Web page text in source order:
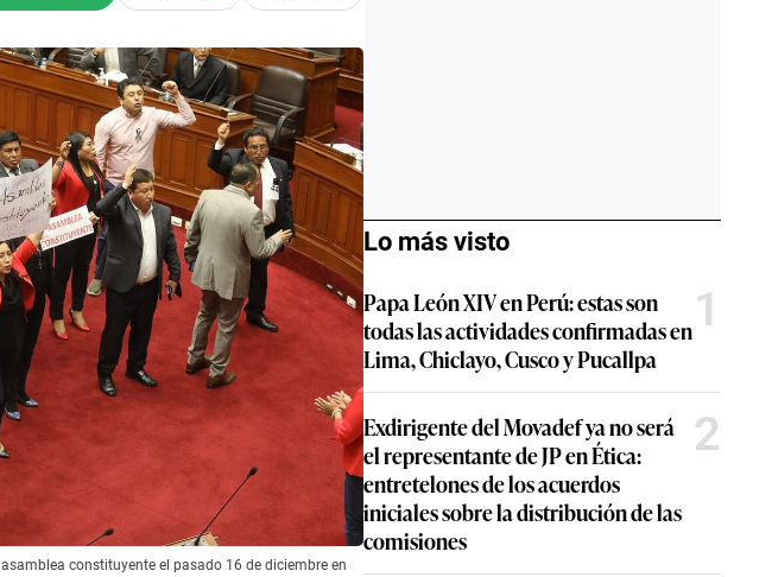
constituyente el pasado 16 de diciembre en
Lo más visto
Papa León XIV en Perú: estas son
todas las actividades confirmadas en
Lima, Chiclayo, Cusco y Pucallpa
1
Exdirigente del Movadef ya no será
el representante de JP en Ética:
entretelones de los acuerdos
iniciales sobre la distribución de las
comisiones
2